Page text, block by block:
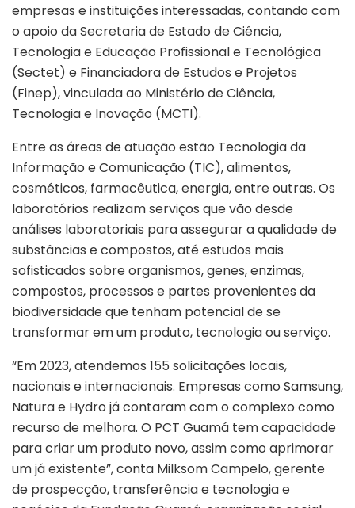
empresas e instituições interessadas, contando com
o apoio da Secretaria de Estado de Ciência,
Tecnologia e Educação Profissional e Tecnológica
(Sectet) e Financiadora de Estudos e Projetos
(Finep), vinculada ao Ministério de Ciência,
Tecnologia e Inovação (MCTI).
Entre as áreas de atuação estão Tecnologia da
Informação e Comunicação (TIC), alimentos,
cosméticos, farmacêutica, energia, entre outras. Os
laboratórios realizam serviços que vão desde
análises laboratoriais para assegurar a qualidade de
substâncias e compostos, até estudos mais
sofisticados sobre organismos, genes, enzimas,
compostos, processos e partes provenientes da
biodiversidade que tenham potencial de se
transformar em um produto, tecnologia ou serviço.
“Em 2023, atendemos 155 solicitações locais,
nacionais e internacionais. Empresas como Samsung,
Natura e Hydro já contaram com o complexo como
recurso de melhora. O PCT Guamá tem capacidade
para criar um produto novo, assim como aprimorar
um já existente”, conta Milksom Campelo, gerente
de prospecção, transferência e tecnologia e